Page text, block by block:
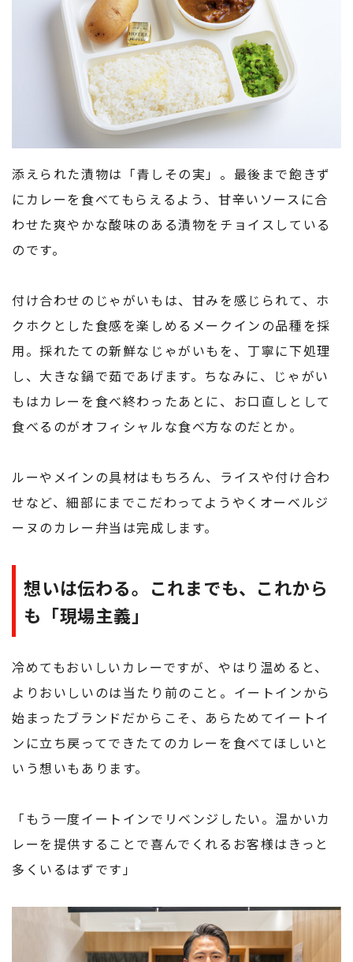
添えられた漬物は「青しその実」。最後まで飽きず
にカレーを食べてもらえるよう、甘辛いソースに合
わせた爽やかな酸味のある漬物をチョイスしている
のです。
付け合わせのじゃがいもは、甘みを感じられて、ホ
クホクとした食感を楽しめるメークインの品種を採
用。採れたての新鮮なじゃがいもを、丁寧に下処理
し、大きな鍋で茹であげます。ちなみに、じゃがい
もはカレーを食べ終わったあとに、お口直しとして
食べるのがオフィシャルな食べ方なのだとか。
ルーやメインの具材はもちろん、ライスや付け合わ
せなど、細部にまでこだわってようやくオーベルジ
ーヌのカレー弁当は完成します。
想いは伝わる。これまでも、これから
も「現場主義」
冷めてもおいしいカレーですが、やはり温めると、
よりおいしいのは当たり前のこと。イートインから
始まったブランドだからこそ、あらためてイートイ
ンに立ち戻ってできたてのカレーを食べてほしいと
いう想いもあります。
「もう一度イートインでリベンジしたい。温かいカ
レーを提供することで喜んでくれるお客様はきっと
多くいるはずです」